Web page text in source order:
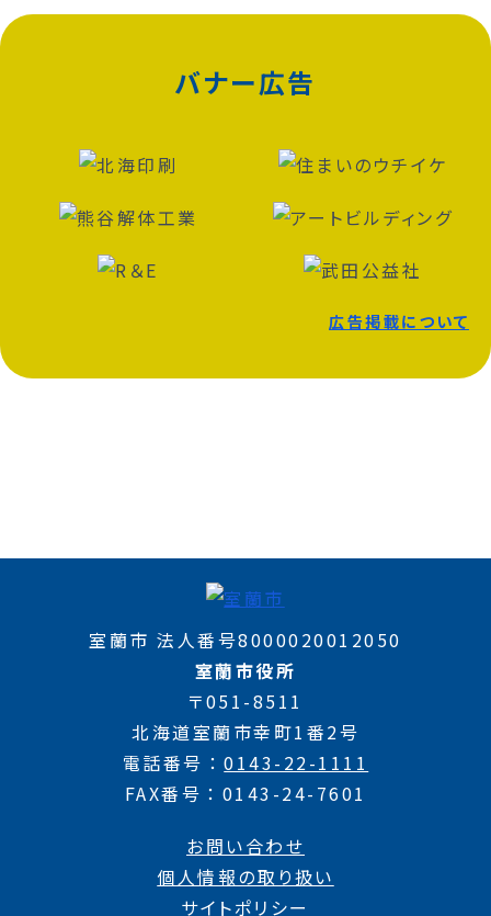
バナー広告
広告掲載について
室蘭市 法人番号8000020012050
室蘭市役所
〒051-8511
北海道室蘭市幸町1番2号
電話番号
0143-22-1111
FAX番号
0143-24-7601
お問い合わせ
個人情報の取り扱い
サイトポリシー